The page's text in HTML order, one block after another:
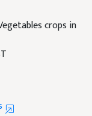
crops in